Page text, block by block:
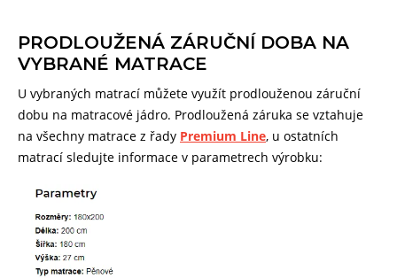
PRODLOUŽENÁ ZÁRUČNÍ DOBA NA
VYBRANÉ MATRACE
U vybraných matrací můžete využít prodlouženou záruční
dobu na matracové jádro. Prodloužená záruka se vztahuje
na všechny matrace z řady Premium Line, u ostatních
matrací sledujte informace v parametrech výrobku: